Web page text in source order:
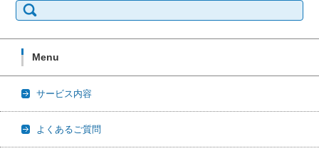
索:
Menu
サービス内容
よくあるご質問